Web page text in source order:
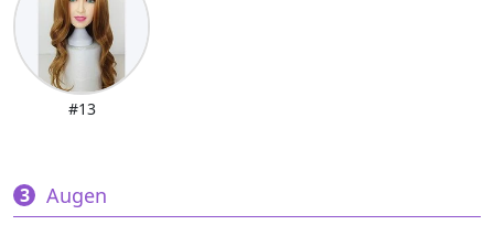
#13
Augen